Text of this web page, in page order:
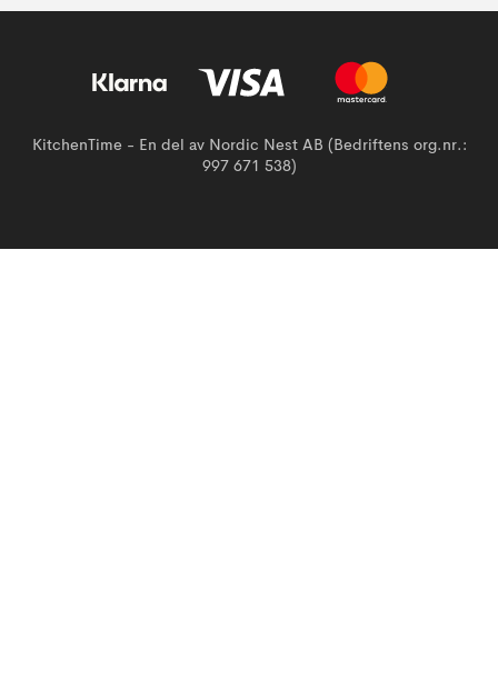
KitchenTime - En del av Nordic Nest AB (Bedriftens org.nr.:
997 671 538)